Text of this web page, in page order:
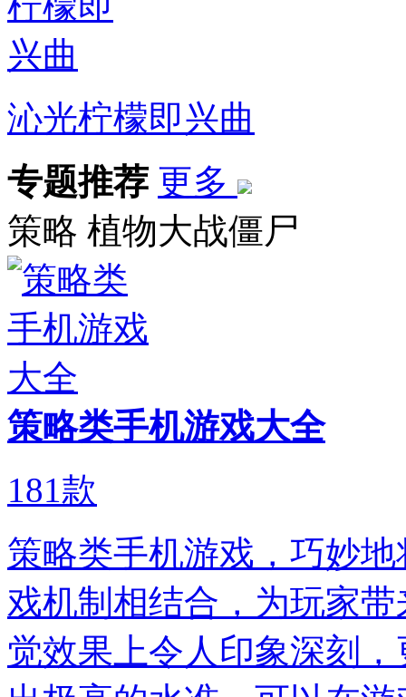
沁光柠檬即兴曲
专题推荐 更多
策略 植物大战僵尸
策略类手机游戏大全
181款
策略类手机游戏，巧妙
戏机制相结合，为玩家
觉效果上令人印象深刻